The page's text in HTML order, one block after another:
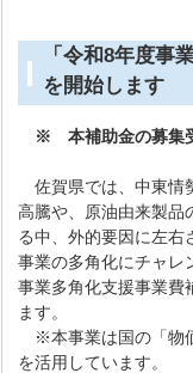
「令和8年度事
を開始します
※ 本補助金の募集
佐賀県では、中東情
高騰や、原油由来製品
る中、外的要因に左右
事業の多角化にチャレ
事業多角化支援事業費
ます。
※本事業は国の「物
を活用しています。